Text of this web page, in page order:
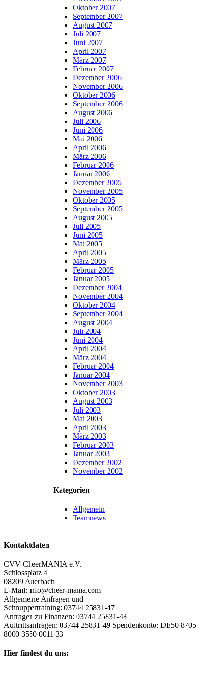
Oktober 2007
September 2007
August 2007
Juli 2007
Juni 2007
April 2007
März 2007
Februar 2007
Dezember 2006
November 2006
Oktober 2006
September 2006
August 2006
Juli 2006
Juni 2006
Mai 2006
April 2006
März 2006
Februar 2006
Januar 2006
Dezember 2005
November 2005
Oktober 2005
September 2005
August 2005
Juli 2005
Juni 2005
Mai 2005
April 2005
März 2005
Februar 2005
Januar 2005
Dezember 2004
November 2004
Oktober 2004
September 2004
August 2004
Juli 2004
Juni 2004
April 2004
März 2004
Februar 2004
Januar 2004
November 2003
Oktober 2003
August 2003
Juli 2003
Mai 2003
April 2003
März 2003
Februar 2003
Januar 2003
Dezember 2002
November 2002
Kategorien
Allgemein
Teamnews
Kontaktdaten
CVV CheerMANIA e.V.
Schlossplatz 4
08209 Auerbach
E-Mail: info@cheer-mania.com
Allgemeine Anfragen und
Schnuppertraining: 03744 25831-47
Anfragen zu Finanzen: 03744 25831-48
Auftrittsanfragen: 03744 25831-49 Spendenkonto: DE50 8705
8000 3550 0011 33
Hier findest du uns: